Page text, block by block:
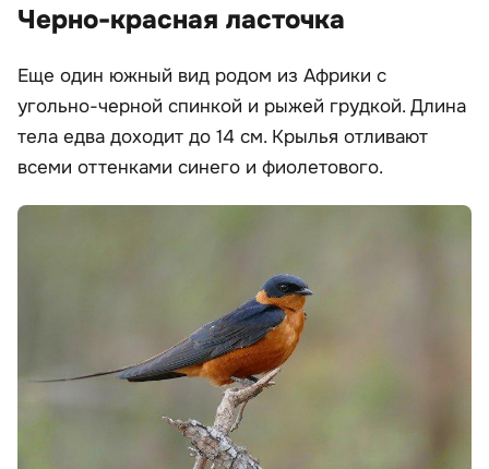
Черно-красная ласточка
Еще один южный вид родом из Африки с
угольно-черной спинкой и рыжей грудкой. Длина
тела едва доходит до 14 см. Крылья отливают
всеми оттенками синего и фиолетового.